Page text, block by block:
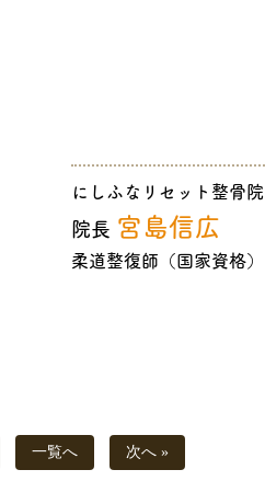
にしふなリセット整骨院
院長 宮島信広
柔道整復師（国家資格）
一覧へ 次へ »